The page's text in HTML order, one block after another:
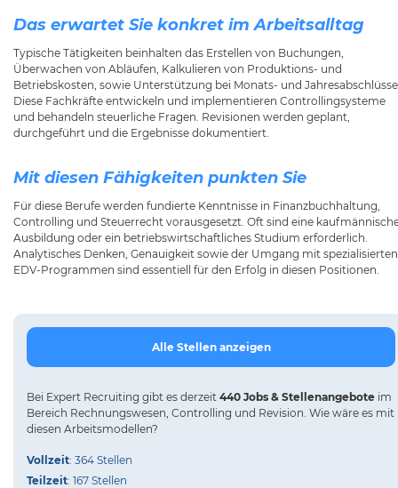
Das erwartet Sie konkret im Arbeitsalltag
Typische Tätigkeiten beinhalten das Erstellen von Buchungen,
Überwachen von Abläufen, Kalkulieren von Produktions- und
Betriebskosten, sowie Unterstützung bei Monats- und
Diese Fachkräfte entwickeln und implementieren Controllingsysteme
und behandeln steuerliche Fragen. Revisionen werden geplant,
durchgeführt und die Ergebnisse dokumentiert.
Mit diesen Fähigkeiten punkten Sie
Für diese Berufe werden fundierte Kenntnisse in Finanzbuchhaltung,
Controlling und Steuerrecht vorausgesetzt. Oft sind eine
Ausbildung oder ein betriebswirtschaftliches Studium erforderlich.
Analytisches Denken, Genauigkeit sowie der Umgang mit spezialisierten
EDV-Programmen sind essentiell für den Erfolg in diesen Positionen.
Alle Stellen anzeigen
Bei Expert Recruiting gibt es derzeit 440 Jobs & Stellenangebote im
Bereich Rechnungswesen, Controlling und Revision. Wie wäre es mit
diesen Arbeitsmodellen?
Vollzeit: 364 Stellen
Teilzeit: 167 Stellen